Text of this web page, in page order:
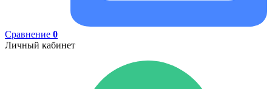
Сравнение 0
Личный кабинет